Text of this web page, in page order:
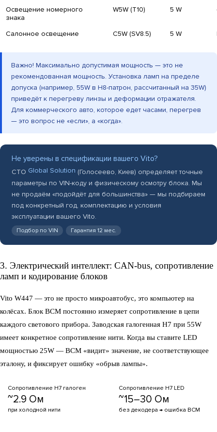
Освещение номерного
знака
W5W (T10) 5 W
Салонное освещение C5W (SV8.5) 5 W
Важно! Максимально допустимая мощность — это не
рекомендованная мощность. Установка ламп на пределе
допуска (например, 55W в H8-патрон, рассчитанный на 35W)
приведёт к перегреву линзы и деформации отражателя.
Для коммерческого авто, которое едет часами, перегрев
— это вопрос не «если», а «когда».
Не уверены в спецификации вашего Vito?
СТО Global Solution (Голосеево, Киев) определяет точные
параметры по VIN-коду и физическому осмотру блока. Мы
не продаём «подойдёт для большинства» — мы подбираем
под конкретный год, комплектацию и условия
эксплуатации вашего Vito.
Подбор по VIN Гарантия 12 мес.
3. Электрический интеллект: CAN-bus, сопротивление
ламп и кодирование блоков
Vito W447 — это не просто микроавтобус, это компьютер на
колёсах. Блок BCM постоянно измеряет сопротивление в цепи
каждого светового прибора. Заводская галогенная H7 при 55W
имеет конкретное сопротивление нити. Когда вы ставите LED
мощностью 25W — BCM «видит» значение, не соответствующее
эталону, и фиксирует ошибку «обрыв лампы».
Сопротивление H7 галоген
~2.9 Ом
при холодной нити
Сопротивление H7 LED
~15–30 Ом
без декодера → ошибка BCM